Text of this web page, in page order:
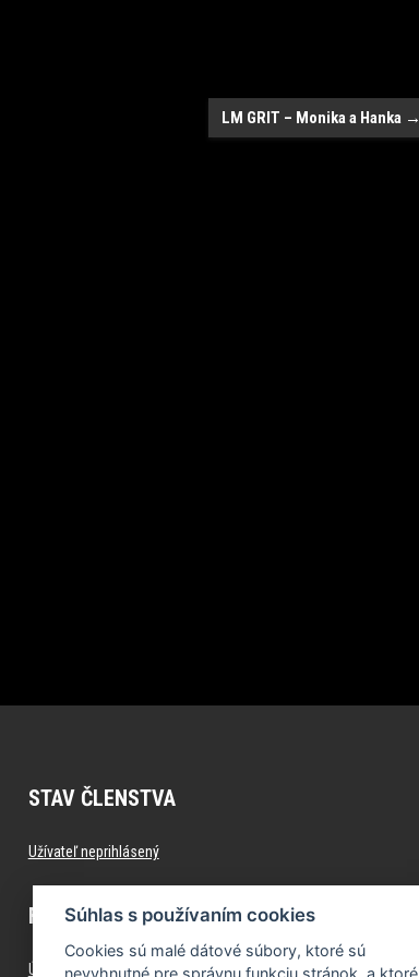
LM GRIT – Monika a Hanka →
STAV ČLENSTVA
Užívateľ neprihlásený
FITNESS.FORMFACTORY.SK
Úvod
Súhlas s používaním cookies
Cookies sú malé dátové súbory, ktoré sú
nevyhnutné pre správnu funkciu stránok, a ktoré